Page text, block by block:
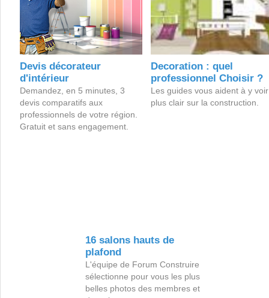
Devis décorateur
d'intérieur
Demandez, en 5 minutes, 3
devis comparatifs aux
professionnels de votre région.
Gratuit et sans engagement.
Decoration : quel
professionnel Choisir ?
Les guides vous aident à y voir
plus clair sur la construction.
16 salons hauts de
plafond
L'équipe de Forum Construire
sélectionne pour vous les plus
belles photos des membres et